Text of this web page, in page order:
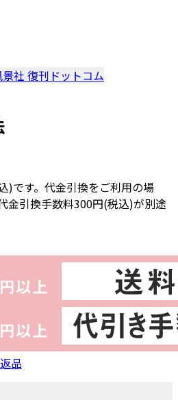
社 復刊ドットコム
)です。代金引換をご利用の場
金引換手数料300円(税込)が別途
品